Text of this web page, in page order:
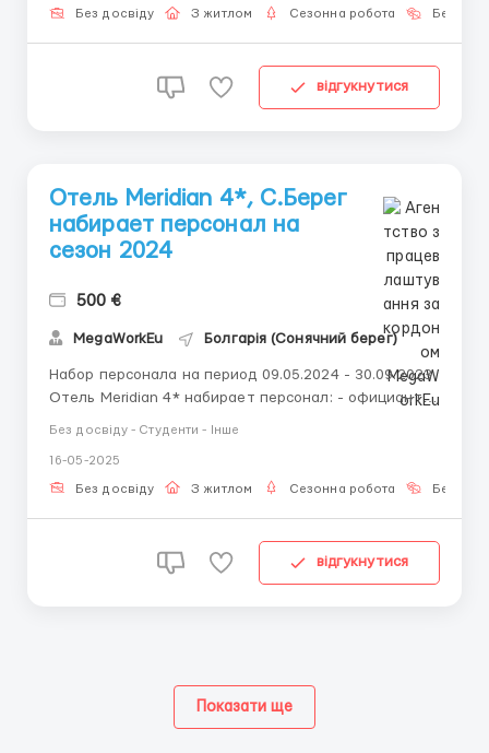
НАДАЄТЬСЯ БЕЗКОШТОВНО ...
Без досвіду З житлом Сезонна робота Без
відгукнутися
Отель Meridian 4*, С.Берег
набирает персонал на
сезон 2024
500 €
MegaWorkEu Болгарія (Сонячний берег)
Набор персонала на период 09.05.2024 - 30.09.2023
Отель Meridian 4* набирает персонал: - официанты
евро. График работы 8 часов 6 дней в неделю.
Знание языка не требуются Возраст...
Без досвіду - Студенти - Інше
16-05-2025
Без досвіду З житлом Сезонна робота Без
відгукнутися
Показати ще